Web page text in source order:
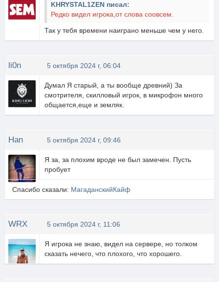
KHRYSTAL1ZEN писал:
Редко видел игрока,от слова соовсем.
Так у тебя времени наиграно меньше чем у него.
li0n 5 октября 2024 г, 06:04
Думал Я старый, а ты вообще древний) За
смотрителя, скилловый игрок, в микрофон много
общается,еще и земляк.
Han 5 октября 2024 г, 09:46
Я за, за плохим вроде не был замечен. Пусть
пробует
Спасибо сказали: МагаданскийКайф
WRX 5 октября 2024 г, 11:06
Я игрока не знаю, видел на сервере, но толком
сказать нечего, что плохого, что хорошего.